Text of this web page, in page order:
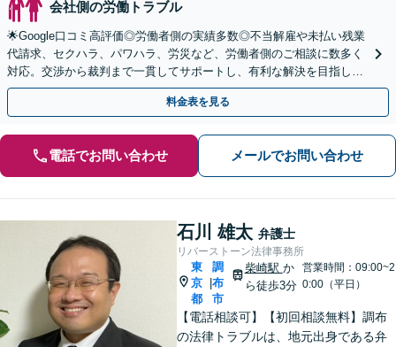
会社側の労働トラブル
🌟Google口コミ高評価◎労働者側の実績多数◎不当解雇や未払い残業
代請求、セクハラ、パワハラ、労災など、労働者側のご相談に数多く
対応。交渉から裁判まで一貫してサポートし、有利な解決を目指しま
す。【使用者側も対応】企業法務にも精通。
料金表を見る
電話でお問い合わせ メールでお問い合わせ
石川 雄太 弁護士
リバーストーン法律事務所
東
京
都
調
布
市
柴崎駅 か
ら徒歩3分
営業時間：09:00~2
0:00（平日）
【電話相談可】【初回相談無料】調布
の法律トラブルは、地元出身である弁